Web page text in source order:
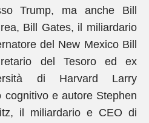
Trump, ma anche Bill
Bill Gates, il miliardario
del New Mexico Bill
del Tesoro ed ex
di Harvard Larry
cognitivo e autore Stephen
il miliardario e CEO di